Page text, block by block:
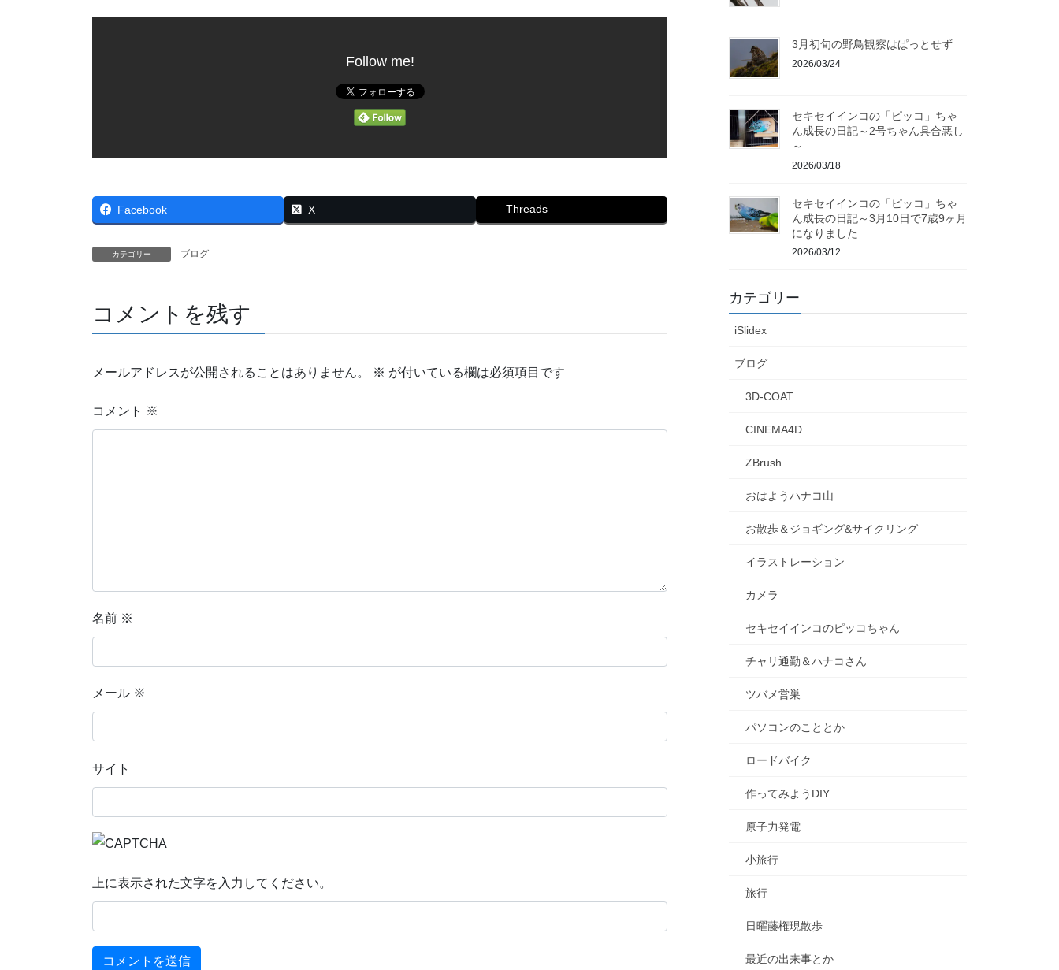
Follow me!
Facebook X Threads
カテゴリー ブログ
コメントを残す
メールアドレスが公開されることはありません。 ※ が付いている欄は必須項目です
コメント ※
名前 ※
メール ※
サイト
上に表示された文字を入力してください。
3月初旬の野鳥観察はぱっとせず
2026/03/24
セキセイインコの「ピッコ」ちゃ
ん成長の日記～2号ちゃん具合悪し
～
2026/03/18
セキセイインコの「ピッコ」ちゃ
ん成長の日記～3月10日で7歳9ヶ月
になりました
2026/03/12
カテゴリー
iSlidex
ブログ
3D-COAT
CINEMA4D
ZBrush
おはようハナコ山
お散歩＆ジョギング&サイクリング
イラストレーション
カメラ
セキセイインコのピッコちゃん
チャリ通勤＆ハナコさん
ツバメ営巣
パソコンのこととか
ロードバイク
作ってみようDIY
原子力発電
小旅行
旅行
日曜藤権現散歩
最近の出来事とか